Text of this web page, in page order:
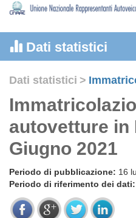
Dati statistici
Dati statistici >
autovetture in
Giugno 2021
Periodo di pubblicazione: 16
Periodo di riferimento dei dati: